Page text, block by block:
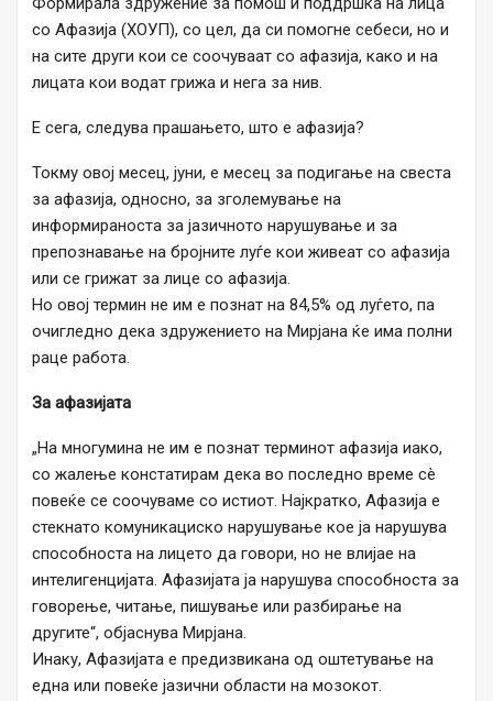
со Афазија (ХОУП), со цел, да си помогне себеси, но и
на сите други кои се соочуваат со афазија, како и на
лицата кои водат грижа и нега за нив.
Е сега, следува прашањето, што е афазија?
Токму овој месец, јуни, е месец за подигање на свеста
за афазија, односно, за зголемување на
информираноста за јазичното нарушување и за
препознавање на бројните луѓе кои живеат со афазија
или се грижат за лице со афазија.
Но овој термин не им е познат на 84,5% од луѓето, па
очигледно дека здружението на Мирјана ќе има полни
раце работа.
За афазијата
„На многумина не им е познат терминот афазија иако,
со жалење констатирам дека во последно време сè
повеќе се соочуваме со истиот. Најкратко, Афазија е
стекнато комуникациско нарушување кое ја нарушува
способноста на лицето да говори, но не влијае на
интелигенцијата. Афазијата ја нарушува способноста за
говорење, читање, пишување или разбирање на
другите“, објаснува Мирјана.
Инаку, Афазијата е предизвикана од оштетување на
една или повеќе јазични области на мозокот.